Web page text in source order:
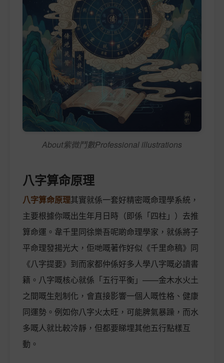
About紫微鬥數Professional illustrations
八字算命原理
八字算命原理其實就係一套好精密嘅命理學系統，
主要根據你嘅出生年月日時（即係「四柱」）去推
算命運。韋千里同徐樂吾呢啲命理學家，就係將子
平命理發揚光大，佢哋嘅著作好似《千里命稿》同
《八字提要》到而家都仲係好多人學八字嘅必讀書
籍。八字嘅核心就係「五行平衡」——金木水火土
之間嘅生剋制化，會直接影響一個人嘅性格、健康
同運勢。例如你八字火太旺，可能脾氣暴躁，而水
多嘅人就比較冷靜，但都要睇埋其他五行點樣互
動。